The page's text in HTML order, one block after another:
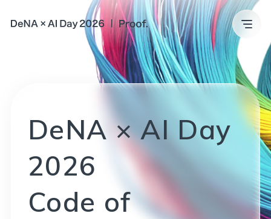
DeNA × AI Day
2026
Code of